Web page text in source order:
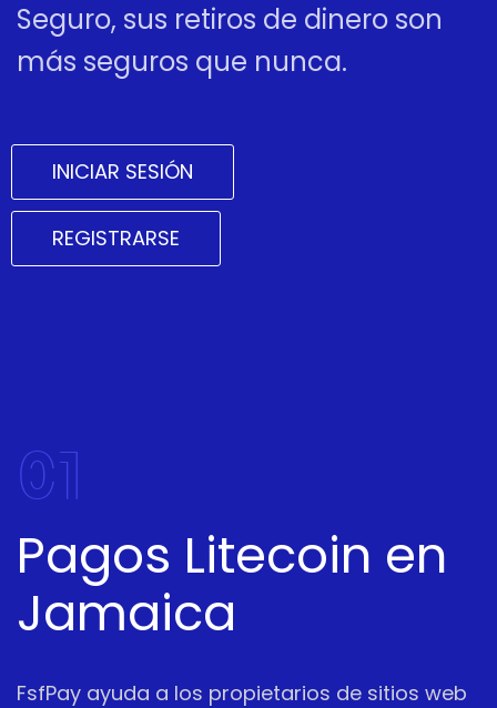
Seguro, sus retiros de dinero son
más seguros que nunca.
INICIAR SESIÓN
REGISTRARSE
01
Pagos Litecoin en
Jamaica
FsfPay ayuda a los propietarios de sitios web